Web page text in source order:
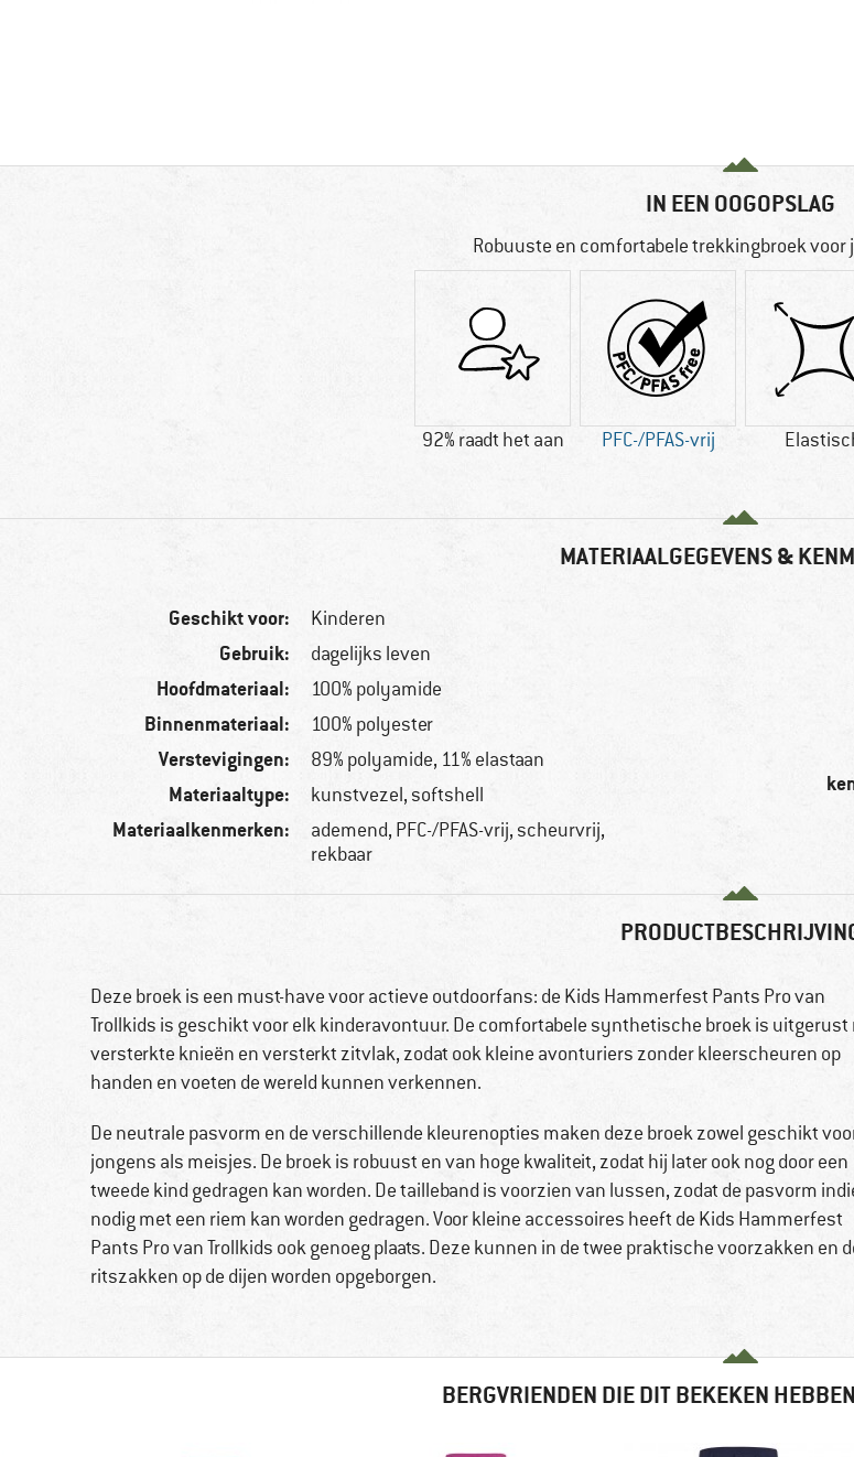
IN EEN OOGOPSLAG
Robuuste en comfortabele trekkingbroek voor
92% raadt het aan PFC-/PFAS-vrij
MATERIAALGEGEVENS &
Geschikt voor: Kinderen
Gebruik: dagelijks leven
Hoofdmateriaal: 100% polyamide
Binnenmateriaal: 100% polyester
Verstevigingen: 89% polyamide, 11% elastaan
Materiaaltype: kunstvezel, softshell
Materiaalkenmerken:
ademend, PFC-/PFAS-vrij, scheurvrij,
rekbaar
Deze broek is een must-have voor actieve outdoorfans: de Kids Hammerfest Pants Pro van
Trollkids is geschikt voor elk kinderavontuur. De comfortabele synthetische broek is uitgerust
versterkte knieën en versterkt zitvlak, zodat ook kleine avonturiers zonder kleerscheuren op
handen en voeten de wereld kunnen verkennen.
De neutrale pasvorm en de verschillende kleurenopties maken deze broek zowel geschikt
jongens als meisjes. De broek is robuust en van hoge kwaliteit, zodat hij later ook nog door een
tweede kind gedragen kan worden. De tailleband is voorzien van lussen, zodat de pasvorm
nodig met een riem kan worden gedragen. Voor kleine accessoires heeft de Kids Hammerfest
Pants Pro van Trollkids ook genoeg plaats. Deze kunnen in de twee praktische voorzakken en
ritszakken op de dijen worden opgeborgen.
BERGVRIENDEN DIE DIT BEKEKEN